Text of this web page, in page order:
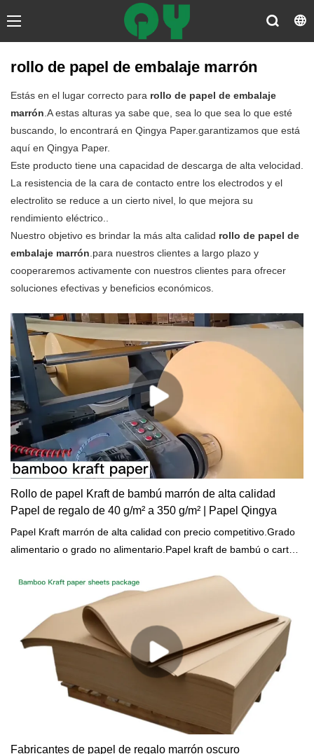
rollo de papel de embalaje marrón
Estás en el lugar correcto para rollo de papel de embalaje
marrón.A estas alturas ya sabe que, sea lo que sea lo que esté
buscando, lo encontrará en Qingya Paper.garantizamos que está
aquí en Qingya Paper.
Este producto tiene una capacidad de descarga de alta velocidad.
La resistencia de la cara de contacto entre los electrodos y el
electrolito se reduce a un cierto nivel, lo que mejora su
rendimiento eléctrico..
Nuestro objetivo es brindar la más alta calidad rollo de papel de
embalaje marrón.para nuestros clientes a largo plazo y
cooperaremos activamente con nuestros clientes para ofrecer
soluciones efectivas y beneficios económicos.
Rollo de papel Kraft de bambú marrón de alta calidad
Papel de regalo de 40 g/m² a 350 g/m² | Papel Qingya
Papel Kraft marrón de alta calidad con precio competitivo.Grado
alimentario o grado no alimentario.Papel kraft de bambú o cartón
100 % virgen o pulpa reciclada para papel kraft.Servicio gratuito
de OEM/ODM.MOQ bajo y respuesta rápida.
Fabricantes de papel de regalo marrón oscuro